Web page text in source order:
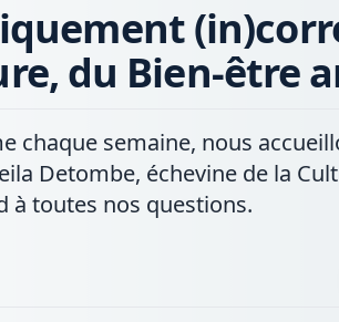
du Bien-être
chaque semaine, nous
Detombe, échevine de la
à toutes nos questions.